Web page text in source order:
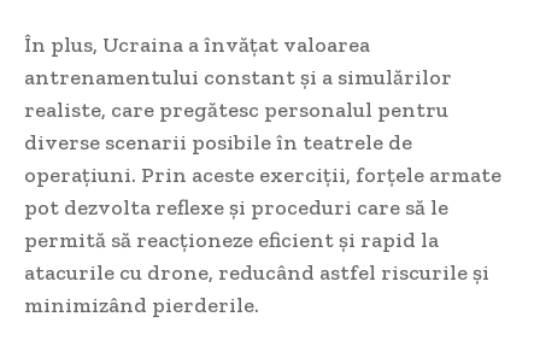
În plus, Ucraina a învățat valoarea
antrenamentului constant și a simulărilor
realiste, care pregătesc personalul pentru
diverse scenarii posibile în teatrele de
operațiuni. Prin aceste exerciții, forțele armate
pot dezvolta reflexe și proceduri care să le
permită să reacționeze eficient și rapid la
atacurile cu drone, reducând astfel riscurile și
minimizând pierderile.